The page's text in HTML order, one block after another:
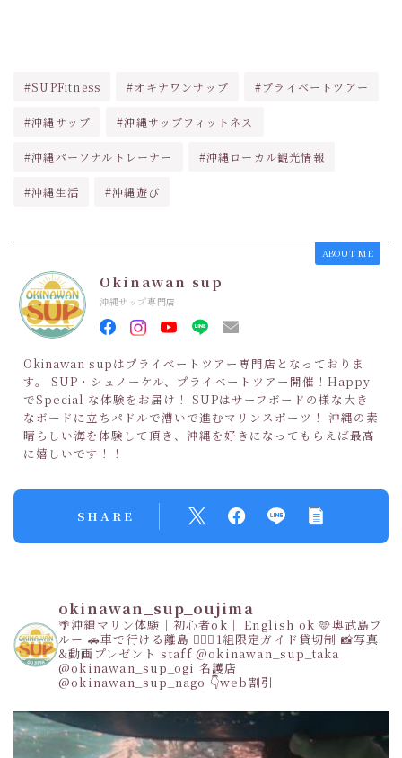
#SUPFitness #オキナワンサップ #プライベートツアー
#沖縄サップ #沖縄サップフィットネス
#沖縄パーソナルトレーナー #沖縄ローカル観光情報
#沖縄生活 #沖縄遊び
ABOUT ME
Okinawan sup
沖縄サップ専門店
Okinawan supはプライベートツアー専門店となっておりま
す。 SUP・シュノーケル、プライベートツアー開催！Happy
でSpecial な体験をお届け！ SUPはサーフボードの様な大き
なボードに立ちパドルで漕いで進むマリンスポーツ！ 沖縄の素
晴らしい海を体験して頂き、沖縄を好きになってもらえば最高
に嬉しいです！！
SHARE
okinawan_sup_oujima
🌴沖縄マリン体験｜初心者ok｜ English ok 🩵奥武島ブ
ルー 🚗車で行ける離島 👩‍❤️‍👩1組限定ガイド貸切制 📸写真
&動画プレゼント staff@okinawan_sup_taka
@okinawan_sup_ogi 名護店
@okinawan_sup_nago 👇web割引